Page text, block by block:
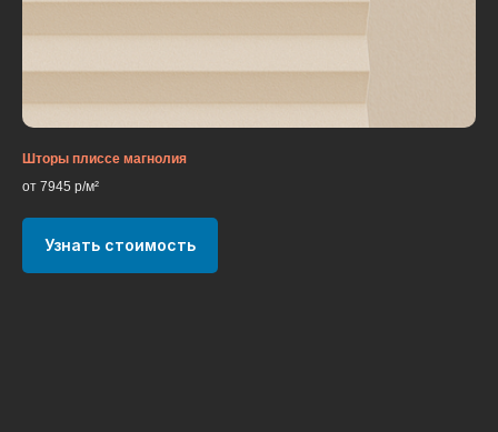
Шторы плиссе магнолия
от 7945 р/м²
Узнать стоимость